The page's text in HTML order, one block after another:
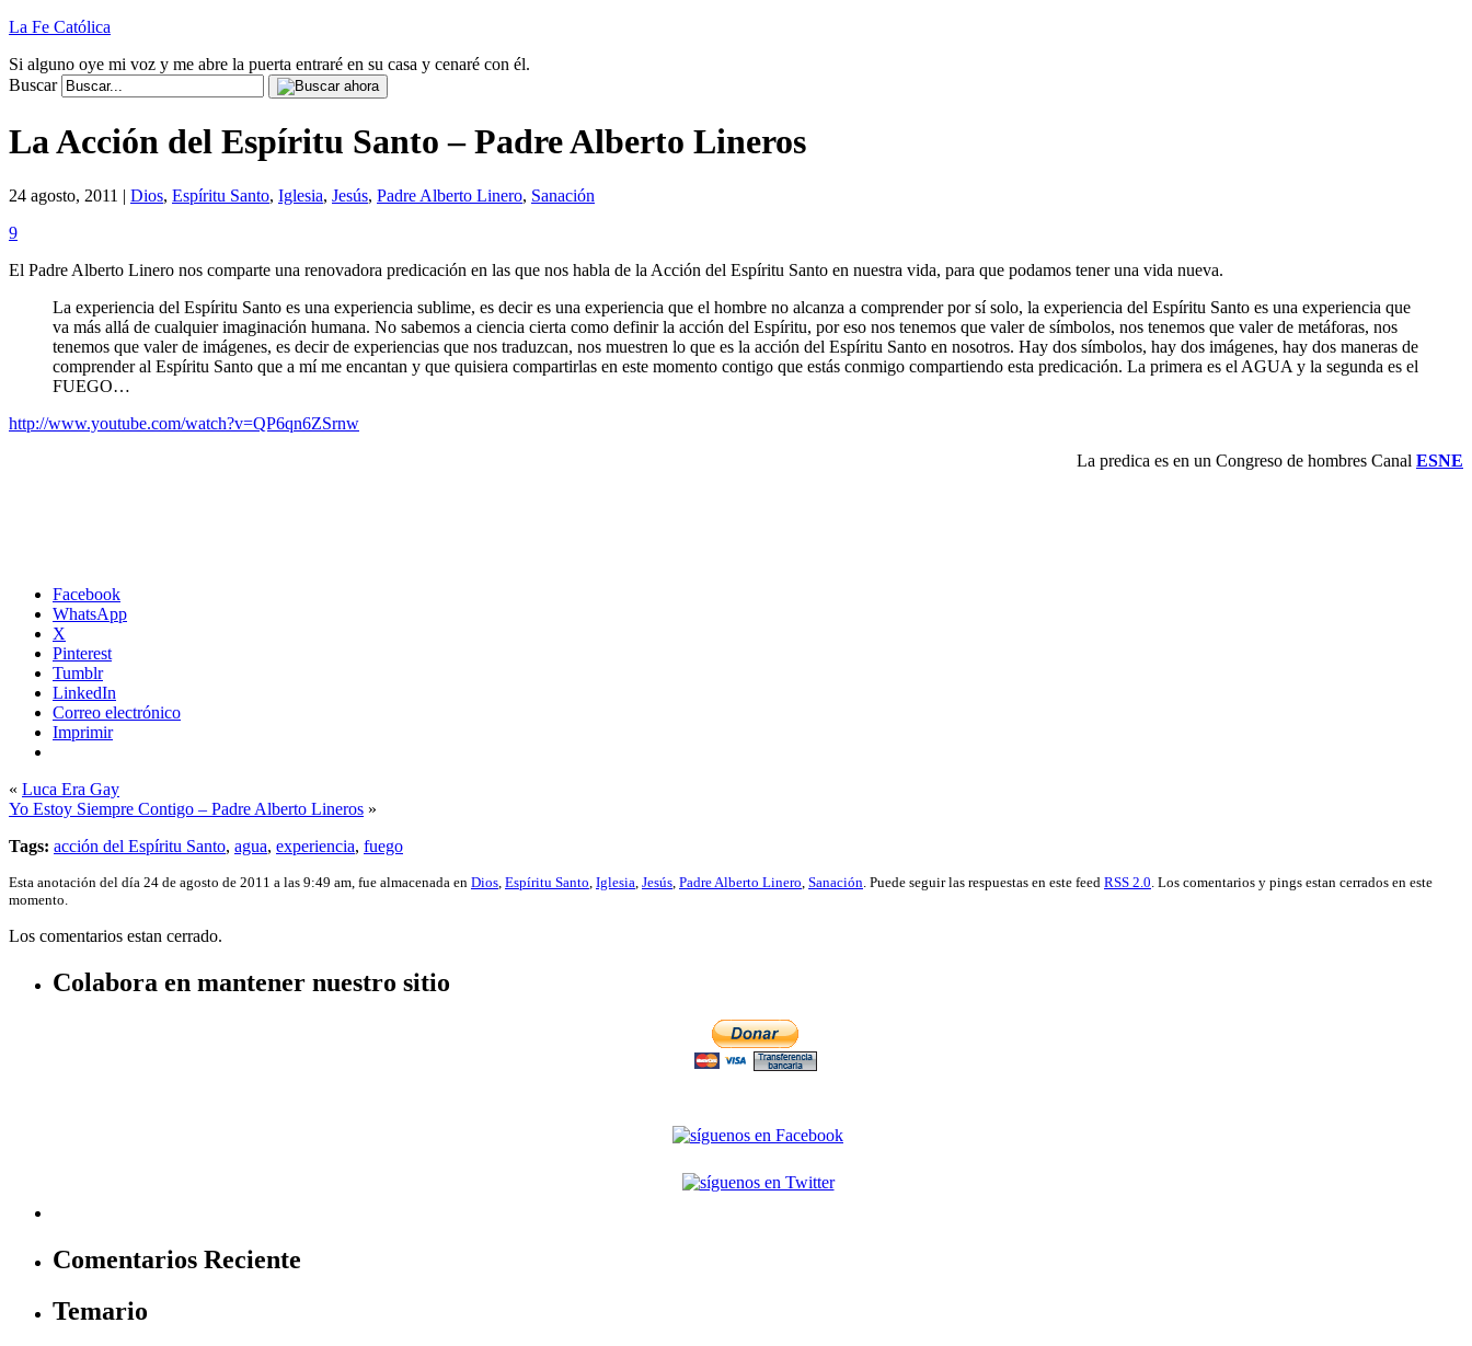
La Fe Católica
Si alguno oye mi voz y me abre la puerta entraré en su casa y cenaré con él.
Buscar
La Acción del Espíritu Santo – Padre Alberto Lineros
24 agosto, 2011 | Dios, Espíritu Santo, Iglesia, Jesús, Padre Alberto Linero, Sanación
9
El Padre Alberto Linero nos comparte una renovadora predicación en las que nos habla de la Acción del Espíritu Santo en nuestra vida, para que podamos tener una vida nueva.
La experiencia del Espíritu Santo es una experiencia sublime, es decir es una experiencia que el hombre no alcanza a comprender por sí solo, la experiencia del Espíritu Santo es una experiencia que
va más allá de cualquier imaginación humana. No sabemos a ciencia cierta como definir la acción del Espíritu, por eso nos tenemos que valer de símbolos, nos tenemos que valer de metáforas, nos
tenemos que valer de imágenes, es decir de experiencias que nos traduzcan, nos muestren lo que es la acción del Espíritu Santo en nosotros. Hay dos símbolos, hay dos imágenes, hay dos maneras de
comprender al Espíritu Santo que a mí me encantan y que quisiera compartirlas en este momento contigo que estás conmigo compartiendo esta predicación. La primera es el AGUA y la segunda es el
FUEGO…
http://www.youtube.com/watch?v=QP6qn6ZSrnw
La predica es en un Congreso de hombres Canal ESNE
Facebook
WhatsApp
X
Pinterest
Tumblr
LinkedIn
Correo electrónico
Imprimir
« Luca Era Gay
Yo Estoy Siempre Contigo – Padre Alberto Lineros »
Tags: acción del Espíritu Santo, agua, experiencia, fuego
Esta anotación del día 24 de agosto de 2011 a las 9:49 am, fue almacenada en Dios Espíritu Santo Iglesia Jesús Padre Alberto Linero Sanación . Puede seguir las respuestas en este feed RSS 2.0 . Los comentarios y pings estan cerrados en este
momento.
Los comentarios estan cerrado.
Colabora en mantener nuestro sitio
Comentarios Reciente
Temario